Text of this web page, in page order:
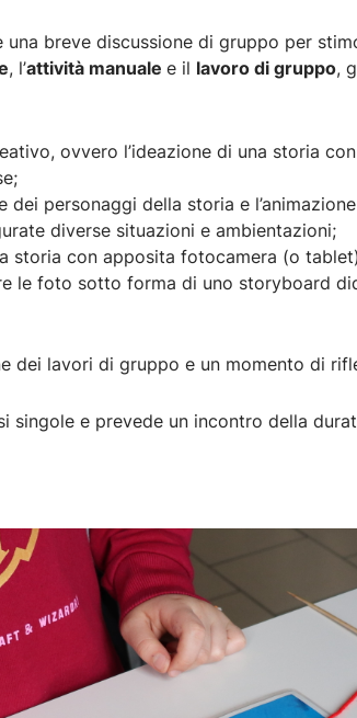
breve discussione di gruppo per
, l’attività manuale e il lavoro di gruppo,
ovvero l’ideazione di una storia
dei personaggi della storia e
diverse situazioni e ambientazioni;
storia con apposita fotocamera (o
le foto sotto forma di uno storyboard
dei lavori di gruppo e un momento di
singole e prevede un incontro della